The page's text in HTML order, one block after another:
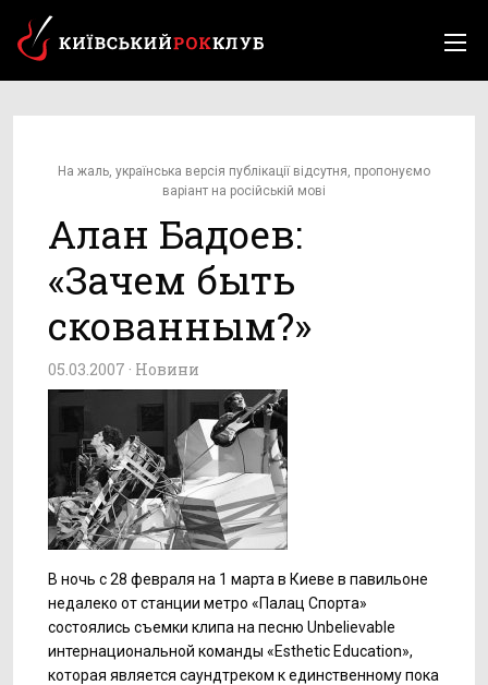
На жаль, українська версія публікації відсутня, пропонуємо
варіант на російській мові
Алан Бадоев:
«Зачем быть
скованным?»
05.03.2007 · Новини
В ночь с 28 февраля на 1 марта в Киеве в павильоне
недалеко от станции метро «Палац Спорта»
состоялись съемки клипа на песню Unbelievable
интернациональной команды «Esthetic Education»,
которая является саундтреком к единственному пока